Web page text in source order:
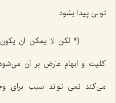
توالى پیدا بشود.
(* لکن لا یمکن ان یکون
كلیت و ابهام عارض بر آن
مى‌كند نمى تواند سبب براى